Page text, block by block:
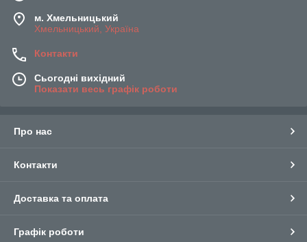
м. Хмельницький
Хмельницький, Україна
Контакти
Сьогодні вихідний
Показати весь графік роботи
Про нас
Контакти
Доставка та оплата
Графік роботи